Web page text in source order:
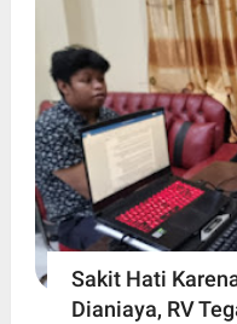
Sakit Hati
Dianiaya, RV